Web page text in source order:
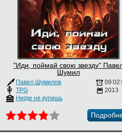
"Иди, поймай свою звезду"
Шумил
Павел Шумилов
TPG
Нигде не купишь
2013